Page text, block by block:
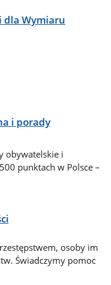
dla Wymiaru
i porady
obywatelskie i
punktach w Polsce –
osoby im
Świadczymy pomoc